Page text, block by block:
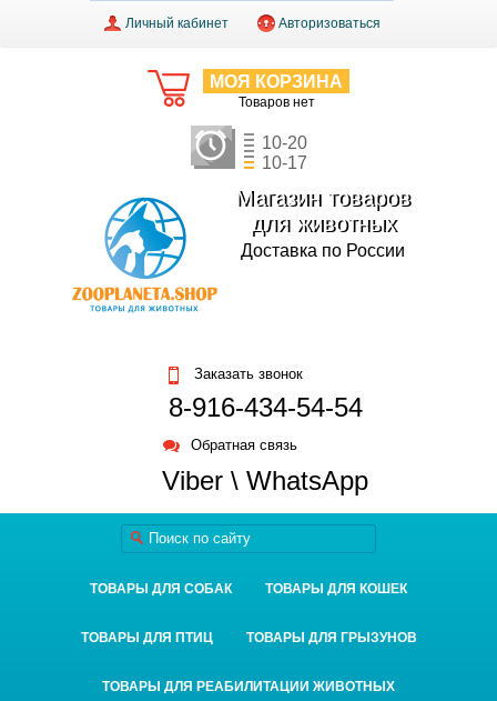
Личный кабинет Авторизоваться
МОЯ КОРЗИНА
Товаров нет
10-20
10-17
Магазин товаров
для животных
Доставка по России
Заказать звонок
8-916-434-54-54
Обратная связь
Viber \ WhatsApp
ТОВАРЫ ДЛЯ СОБАК ТОВАРЫ ДЛЯ КОШЕК
ТОВАРЫ ДЛЯ ПТИЦ ТОВАРЫ ДЛЯ ГРЫЗУНОВ
ТОВАРЫ ДЛЯ РЕАБИЛИТАЦИИ ЖИВОТНЫХ